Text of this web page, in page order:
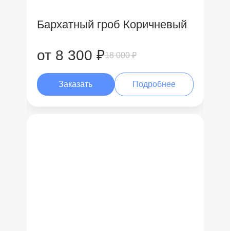
Бархатный гроб Коричневый
от 8 300 ₽18 000 ₽
Заказать Подробнее